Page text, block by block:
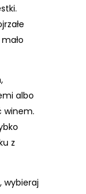
albo
winem.
z
wybieraj